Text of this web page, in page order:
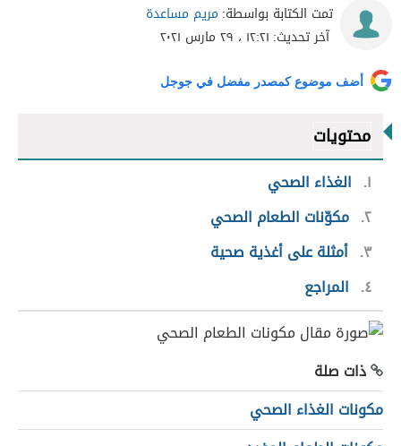
تمت الكتابة بواسطة: مريم مساعدة
آخر تحديث: ١٢:٢١ ، ٢٩ مارس ٢٠٢١
أضف موضوع كمصدر مفضل في جوجل
محتويات
١
الغذاء الصحي
٢ مكوّنات الطعام الصحي
٣ أمثلة على أغذية صحية
٤
المراجع
ذات صلة
مكونات الغذاء الصحي